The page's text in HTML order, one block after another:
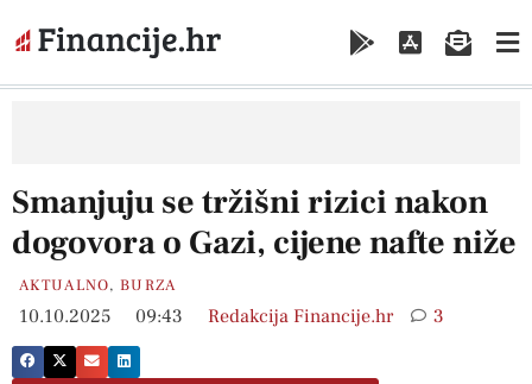
Smanjuju se tržišni rizici nakon
dogovora o Gazi, cijene nafte niže
AKTUALNO,BURZA
10.10.2025 09:43 Redakcija Financije.hr 3